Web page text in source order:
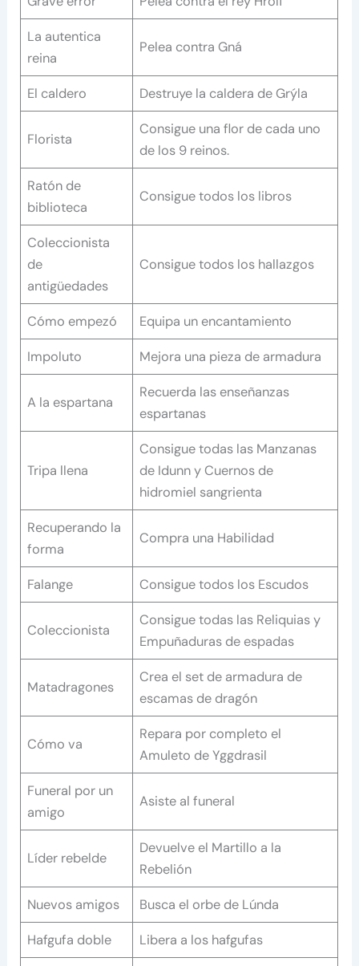
La autentica
reina
Pelea contra Gná
El caldero Destruye la caldera de Grýla
Florista
Consigue una flor de cada uno
de los 9 reinos.
Ratón de
biblioteca
Consigue todos los libros
Coleccionista
de
antigüedades
Consigue todos los hallazgos
Cómo empezó Equipa un encantamiento
Impoluto Mejora una pieza de armadura
A la espartana
Recuerda las enseñanzas
espartanas
Tripa llena
Consigue todas las Manzanas
de Idunn y Cuernos de
hidromiel sangrienta
Recuperando la
forma
Compra una Habilidad
Falange Consigue todos los Escudos
Coleccionista
Consigue todas las Reliquias y
Empuñaduras de espadas
Matadragones
Crea el set de armadura de
escamas de dragón
Cómo va
Repara por completo el
Amuleto de Yggdrasil
Funeral por un
amigo
Asiste al funeral
Líder rebelde
Devuelve el Martillo a la
Rebelión
Nuevos amigos Busca el orbe de Lúnda
Hafgufa doble Libera a los hafgufas